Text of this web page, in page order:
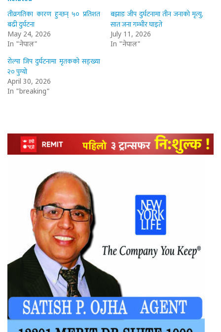
तीव्रगतिका कारण हुन्छन् ५० प्रतिशत
बढी दुर्घटना
May 24, 2026
In "नेपाल"
बझाङ जीप दुर्घटनामा तीन जनाको मृत्यु,
सात जना गम्भीर घाइते
July 11, 2026
In "नेपाल"
रोल्पा जिप दुर्घटनामा मृतकको सङ्ख्या
२० पुग्यो
April 30, 2026
In "breaking"